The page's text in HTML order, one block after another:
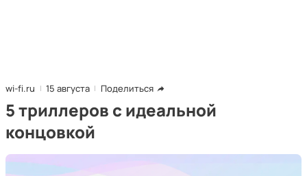
wi-fi.ru 15 августа Поделиться
5 триллеров с идеальной
концовкой